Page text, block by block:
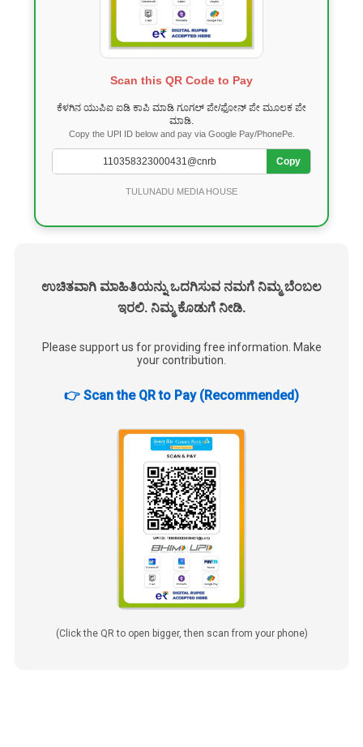
Scan this QR Code to Pay
ಕೆಳಗಿನ ಯುಪಿಐ ಐಡಿ ಕಾಪಿ ಮಾಡಿ ಗೂಗಲ್ ಪೇ/ಫೋನ್ ಪೇ ಮೂಲಕ ಪೇ
ಮಾಡಿ.
Copy the UPI ID below and pay via Google Pay/PhonePe.
Copy
TULUNADU MEDIA HOUSE
ಉಚಿತವಾಗಿ ಮಾಹಿತಿಯನ್ನು ಒದಗಿಸುವ ನಮಗೆ ನಿಮ್ಮ ಬೆಂಬಲ
ಇರಲಿ. ನಿಮ್ಮ ಕೊಡುಗೆ ನೀಡಿ.
Please support us for providing free information. Make
your contribution.
👉 Scan the QR to Pay (Recommended)
(Click the QR to open bigger, then scan from your phone)